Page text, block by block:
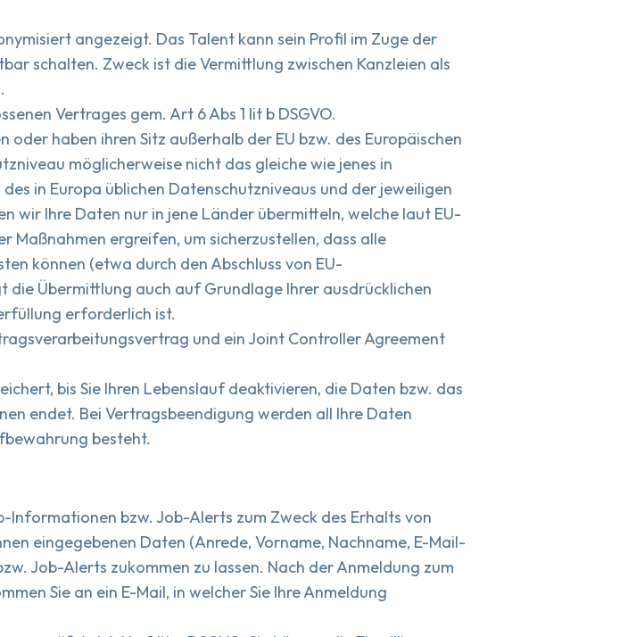
angezeigt. Das Talent kann sein Profil im Zuge der
schalten. Zweck ist die Vermittlung zwischen Kanzleien als
Vertrages gem. Art 6 Abs 1 lit b DSGVO.
haben ihren Sitz außerhalb der EU bzw. des Europäischen
möglicherweise nicht das gleiche wie jenes in
in Europa üblichen Datenschutzniveaus und der jeweiligen
wir Ihre Daten nur in jene Länder übermitteln, welche laut EU-
Maßnahmen ergreifen, um sicherzustellen, dass alle
können (etwa durch den Abschluss von EU-
Übermittlung auch auf Grundlage Ihrer ausdrücklichen
erforderlich ist.
und ein Joint Controller Agreement
bis Sie Ihren Lebenslauf deaktivieren, die Daten bzw. das
endet. Bei Vertragsbeendigung werden all Ihre Daten
besteht.
Informationen bzw. Job-Alerts zum Zweck des Erhalts von
eingegebenen Daten (Anrede, Vorname, Nachname, E-Mail-
Job-Alerts zukommen zu lassen. Nach der Anmeldung zum
Sie an ein E-Mail, in welcher Sie Ihre Anmeldung